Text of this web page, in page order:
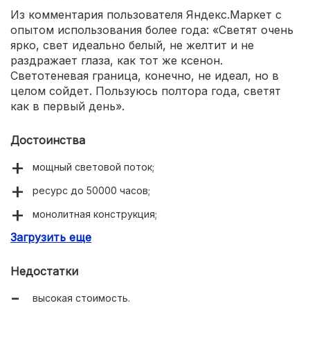
Из комментария пользователя Яндекс.Маркет с
опытом использования более года: «Светят очень
ярко, свет идеально белый, не желтит и не
раздражает глаза, как тот же ксенон.
Светотеневая граница, конечно, не идеал, но в
целом сойдет. Пользуюсь полтора года, светят
как в первый день».
Достоинства
мощный световой поток;
ресурс до 50000 часов;
монолитная конструкция;
пылевлагозащита IP68.
Загрузить еще
Недостатки
высокая стоимость.